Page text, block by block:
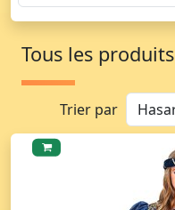
Tous les produits
Trier par